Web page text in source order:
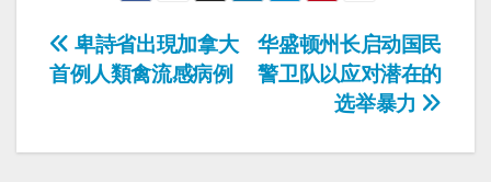
Post
navigation
华盛顿州长启动国民
警卫队以应对潜在的
选举暴力
卑詩省出現加拿大
首例人類禽流感病例